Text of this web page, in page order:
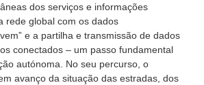
dos serviços e informações
rede global com os dados
e a partilha e transmissão de dados
conectados – um passo fundamental
autónoma. No seu percurso, o
avanço da situação das estradas, dos